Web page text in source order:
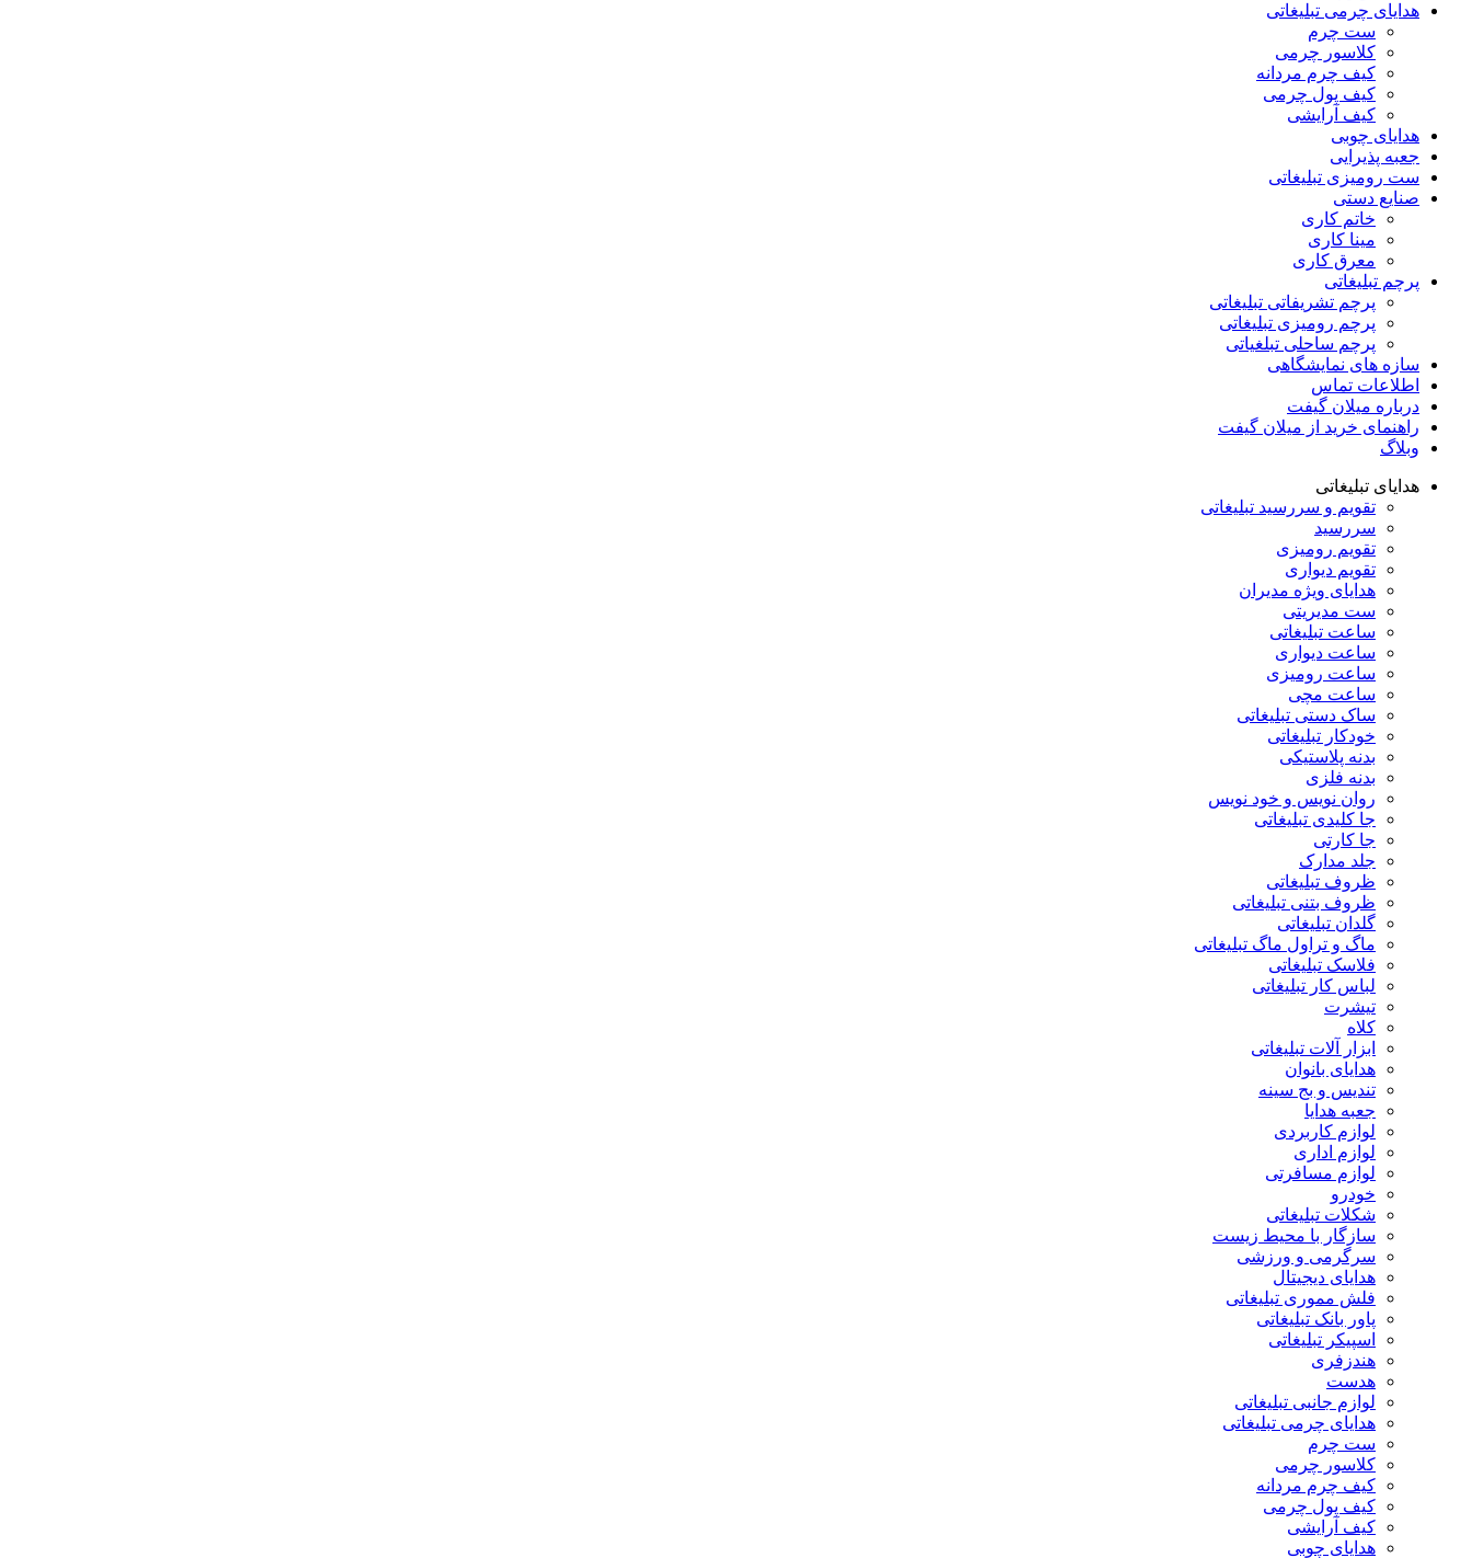
هدایای چرمی تبلیغاتی
ست چرم
کلاسور چرمی
کیف چرم مردانه
کیف پول چرمی
کیف آرایشی
هدایای چوبی
جعبه پذیرایی
ست رومیزی تبلیغاتی
صنایع دستی
خاتم کاری
مینا کاری
معرق کاری
پرچم تبلیغاتی
پرچم تشریفاتی تبلیغاتی
پرچم رومیزی تبلیغاتی
پرچم ساحلی تبلغیاتی
سازه های نمایشگاهی
اطلاعات تماس
درباره میلان گیفت
راهنمای خرید از میلان گیفت
وبلاگ
هدایای تبلیغاتی
تقویم و سررسید تبلیغاتی
سررسید
تقویم رومیزی
تقویم دیواری
هدایای ویژه مدیران
ست مدیریتی
ساعت تبلیغاتی
ساعت دیواری
ساعت رومیزی
ساعت مچی
ساک دستی تبلیغاتی
خودکار تبلیغاتی
بدنه پلاستیکی
بدنه فلزی
روان نویس و خود نویس
جا کلیدی تبلیغاتی
جا کارتی
جلد مدارک
ظروف تبلیغاتی
ظروف بتنی تبلیغاتی
گلدان تبلیغاتی
ماگ و تراول ماگ تبلیغاتی
فلاسک تبلیغاتی
لباس کار تبلیغاتی
تیشرت
کلاه
ابزار آلات تبلیغاتی
هدایای بانوان
تندیس و بج سینه
جعبه هدایا
لوازم کاربردی
لوازم اداری
لوازم مسافرتی
خودرو
شکلات تبلیغاتی
سازگار با محیط زیست
سرگرمی و ورزشی
هدایای دیجیتال
فلش مموری تبلیغاتی
پاور بانک تبلیغاتی
اسپیکر تبلیغاتی
هندزفری
هدست
لوازم جانبی تبلیغاتی
هدایای چرمی تبلیغاتی
ست چرم
کلاسور چرمی
کیف چرم مردانه
کیف پول چرمی
کیف آرایشی
هدایای چوبی